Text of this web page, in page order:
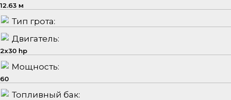
12.63 м
Тип грота:
Двигатель:
2x30 hp
Мощность:
60
Топливный бак: